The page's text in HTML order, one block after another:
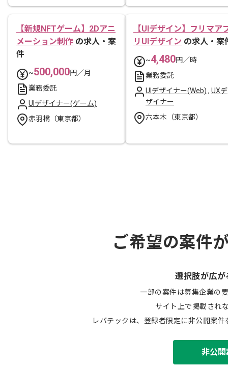
【新規NFTゲーム】2Dアニ
メーション制作 の求人・案
件
~500,000円／月
業務委託
UIデザイナー(ゲーム)
赤羽橋（東京都）
【UIデザイン】フリマア
リUIデザイン の求人・案
~4,480円／時
業務委託
UIデザイナー(Web) , UXデ
ザイナー
六本木（東京都）
ご希望の案件
選択肢が広が
一部の案件は募集企業の
サイト上で掲載され
レバテックは、登録者限定に非公開案
非公